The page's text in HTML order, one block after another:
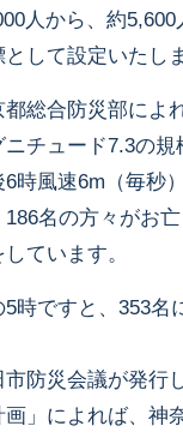
人から、約
して設定いたし
総合防災部によ
チュード7.3の規
6時風速6m（毎秒
名の方々がお
ています。
時ですと、353名
防災会議が発行
」によれば、神